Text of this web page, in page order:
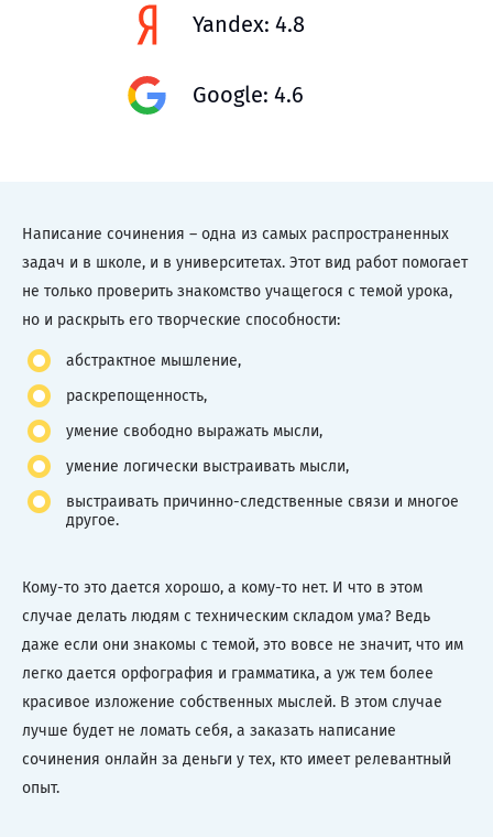
Yandex: 4.8
Google: 4.6
Написание сочинения – одна из самых распространенных
задач и в школе, и в университетах. Этот вид работ помогает
не только проверить знакомство учащегося с темой урока,
но и раскрыть его творческие способности:
абстрактное мышление,
раскрепощенность,
умение свободно выражать мысли,
умение логически выстраивать мысли,
выстраивать причинно-следственные связи и многое
другое.
Кому-то это дается хорошо, а кому-то нет. И что в этом
случае делать людям с техническим складом ума? Ведь
даже если они знакомы с темой, это вовсе не значит, что им
легко дается орфография и грамматика, а уж тем более
красивое изложение собственных мыслей. В этом случае
лучше будет не ломать себя, а заказать написание
сочинения онлайн за деньги у тех, кто имеет релевантный
опыт.